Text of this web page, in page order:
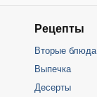
Рецепты
Вторые блюда
Выпечка
Десерты